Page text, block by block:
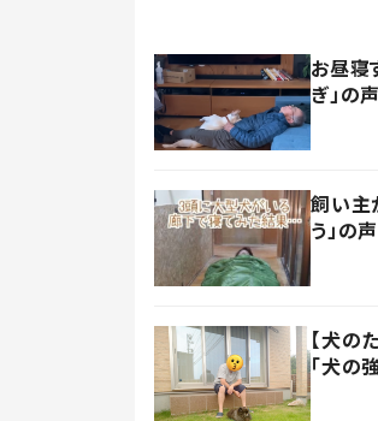
お昼寝
ぎ」の声
飼い主
う」の声
【犬の
「犬の